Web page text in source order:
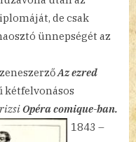
de csak
ünnepségét az
Az ezred
Opéra comique-ban.
1843 –